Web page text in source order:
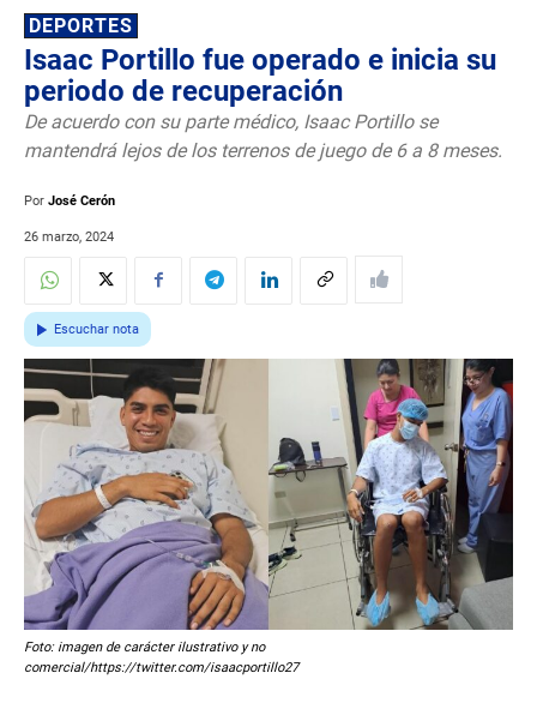
DEPORTES
Isaac Portillo fue operado e inicia su
periodo de recuperación
De acuerdo con su parte médico, Isaac Portillo se
mantendrá lejos de los terrenos de juego de 6 a 8 meses.
Por José Cerón
26 marzo, 2024
Escuchar nota
Foto: imagen de carácter ilustrativo y no
comercial/https://twitter.com/isaacportillo27